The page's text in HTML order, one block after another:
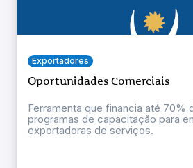
Exportadores
Oportunidades Comerciais
Ferramenta que financia até 70%
programas de capacitação para
exportadoras de serviços.